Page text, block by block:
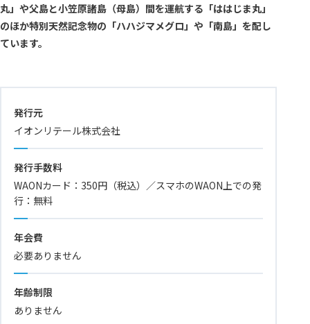
丸」や父島と小笠原諸島（母島）間を運航する「ははじま丸」
のほか特別天然記念物の「ハハジマメグロ」や「南島」を配し
ています。
発行元
イオンリテール株式会社
発行手数料
WAONカード：350円（税込）／スマホのWAON上での発
行：無料
年会費
必要ありません
年齢制限
ありません